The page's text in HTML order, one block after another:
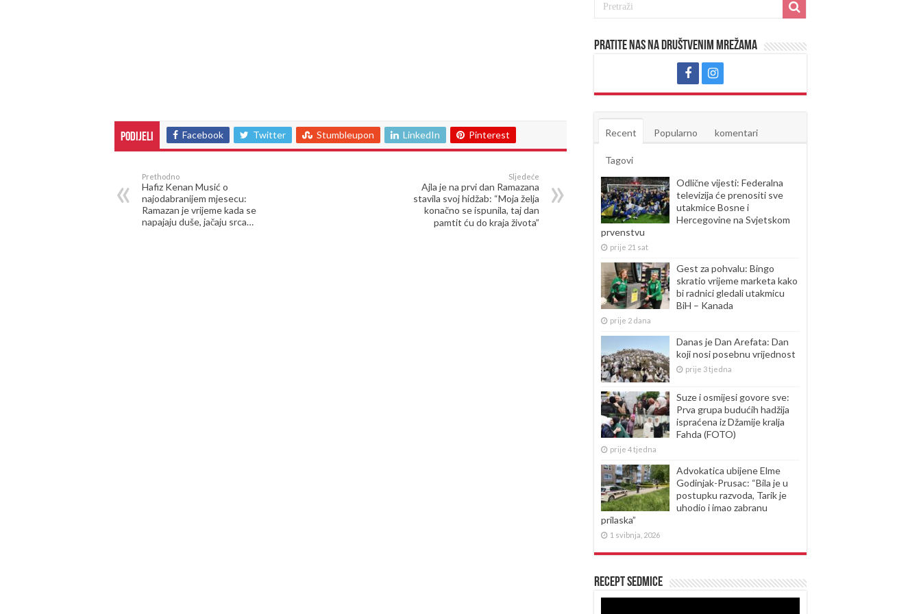
Podijeli Facebook Twitter Stumbleupon LinkedIn Pinterest
Prethodno
Hafiz Kenan Musić o
najodabranijem mjesecu:
Ramazan je vrijeme kada se
napajaju duše, jačaju srca…
Sljedeće
Ajla je na prvi dan Ramazana
stavila svoj hidžab: “Moja želja
konačno se ispunila, taj dan
pamtit ću do kraja života”
Pratite nas na društvenim mrežama
Recent Popularno komentari
Tagovi
Odlične vijesti: Federalna
televizija će prenositi sve
utakmice Bosne i
Hercegovine na Svjetskom
prvenstvu
prije 21 sat
Gest za pohvalu: Bingo
skratio vrijeme marketa kako
bi radnici gledali utakmicu
BiH – Kanada
prije 2 dana
Danas je Dan Arefata: Dan
koji nosi posebnu vrijednost
prije 3 tjedna
Suze i osmijesi govore sve:
Prva grupa budućih hadžija
ispraćena iz Džamije kralja
Fahda (FOTO)
prije 4 tjedna
Advokatica ubijene Elme
Godinjak-Prusac: “Bila je u
postupku razvoda, Tarik je
uhodio i imao zabranu
prilaska”
1 svibnja, 2026
Recept sedmice